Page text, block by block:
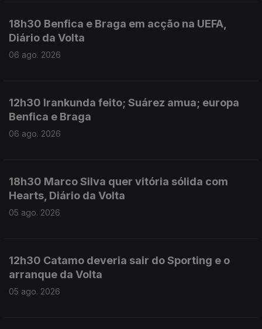
18h30 Benfica e Braga em acção na UEFA,
Diário da Volta
06 ago. 2026
12h30 Irankunda feito; Suárez amua; europa
Benfica e Braga
06 ago. 2026
18h30 Marco Silva quer vitória sólida com
Hearts, Diário da Volta
05 ago. 2026
12h30 Catamo deveria sair do Sporting e o
arranque da Volta
05 ago. 2026